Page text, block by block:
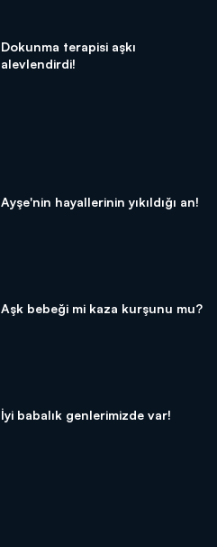
Dokunma terapisi aşkı
alevlendirdi!
Ayşe'nin hayallerinin yıkıldığı an!
Aşk bebeği mi kaza kurşunu mu?
İyi babalık genlerimizde var!